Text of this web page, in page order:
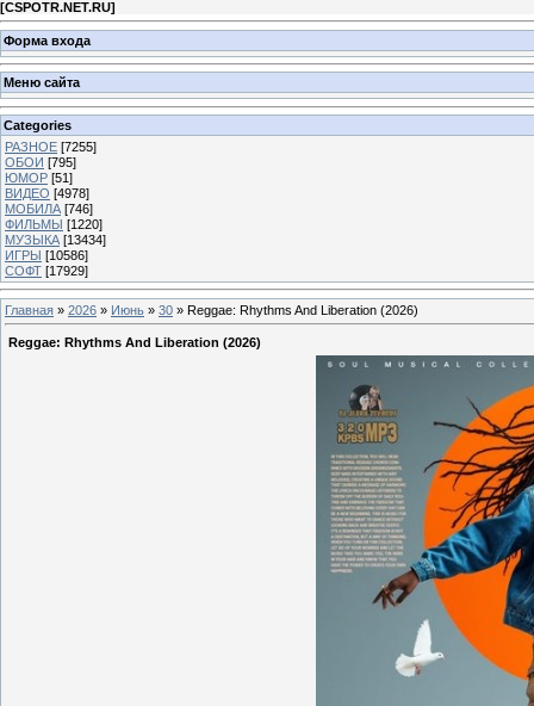
[CSPOTR.NET.RU]
Форма входа
Меню сайта
Categories
РАЗНОЕ [7255]
ОБОИ [795]
ЮМОР [51]
ВИДЕО [4978]
МОБИЛА [746]
ФИЛЬМЫ [1220]
МУЗЫКА [13434]
ИГРЫ [10586]
СОФТ [17929]
Главная » 2026 » Июнь » 30 » Reggae: Rhythms And Liberation (2026)
Reggae: Rhythms And Liberation (2026)